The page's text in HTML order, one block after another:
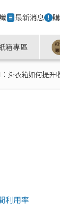
最新消息
箱專區
掛衣箱如何提升
利用率